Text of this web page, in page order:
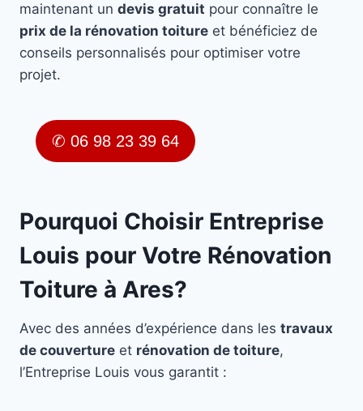
maintenant un devis gratuit pour connaître le
prix de la rénovation toiture et bénéficiez de
conseils personnalisés pour optimiser votre
projet.
✆ 06 98 23 39 64
Pourquoi Choisir Entreprise
Louis pour Votre Rénovation
Toiture à Ares?
Avec des années d’expérience dans les travaux
de couverture et rénovation de toiture,
l’Entreprise Louis vous garantit :